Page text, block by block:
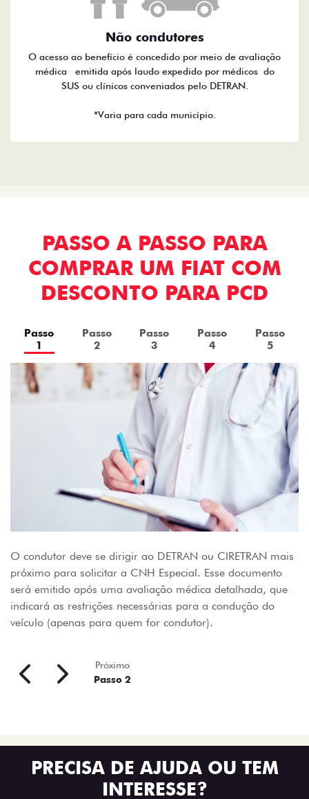
Não condutores
O acesso ao benefício é concedido por meio de avaliação
médica emitida após laudo expedido por médicos do
SUS ou clínicos conveniados pelo DETRAN.
*Varia para cada município.
PASSO A PASSO PARA
COMPRAR UM FIAT COM
DESCONTO PARA PCD
Passo
1
Passo
2
Passo
3
Passo
4
Passo
5
O condutor deve se dirigir ao DETRAN ou CIRETRAN mais
próximo para solicitar a CNH Especial. Esse documento
será emitido após uma avaliação médica detalhada, que
indicará as restrições necessárias para a condução do
veículo (apenas para quem for condutor).
Próximo
Passo 2
PRECISA DE AJUDA OU TEM
INTERESSE?